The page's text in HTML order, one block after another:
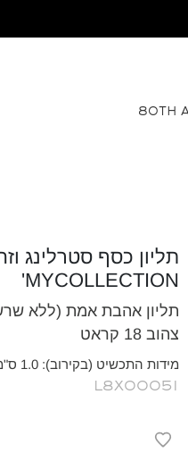
80TH
MYCOLLECTION'
תליון אהבת אמת (ללא
צהוב 18 קראט
מידות התכשיט (בקירוב): 1.0 ס"מ * 1.5 ס"מ
L8X00051